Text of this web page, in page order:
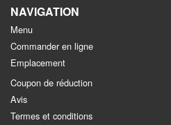
NAVIGATION
Menu
Commander en ligne
Emplacement
Coupon de réduction
Avis
Termes et conditions